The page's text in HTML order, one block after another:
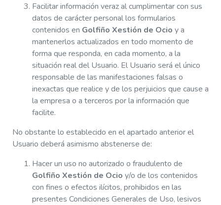
Facilitar información veraz al cumplimentar con sus
datos de carácter personal los formularios
contenidos en Golfiño Xestión de Ocio y a
mantenerlos actualizados en todo momento de
forma que responda, en cada momento, a la
situación real del Usuario. El Usuario será el único
responsable de las manifestaciones falsas o
inexactas que realice y de los perjuicios que cause a
la empresa o a terceros por la información que
facilite.
No obstante lo establecido en el apartado anterior el
Usuario deberá asimismo abstenerse de:
Hacer un uso no autorizado o fraudulento de
Golfiño Xestión de Ocio y/o de los contenidos
con fines o efectos ilícitos, prohibidos en las
presentes Condiciones Generales de Uso, lesivos